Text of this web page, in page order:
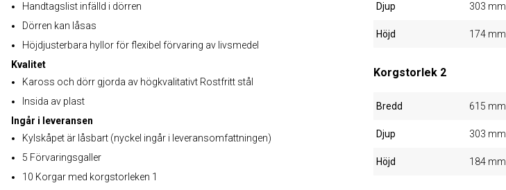
Handtagslist infälld i dörren
Dörren kan låsas
Höjdjusterbara hyllor för flexibel förvaring av livsmedel
Kvalitet
Kaross och dörr gjorda av högkvalitativt Rostfritt stål
Insida av plast
Ingår i leveransen
Kylskåpet är låsbart (nyckel ingår i leveransomfattningen)
5 Förvaringsgaller
10 Korgar med korgstorleken 1
Djup 303 mm
Höjd 174 mm
Korgstorlek 2
Bredd 615 mm
Djup 303 mm
Höjd 184 mm